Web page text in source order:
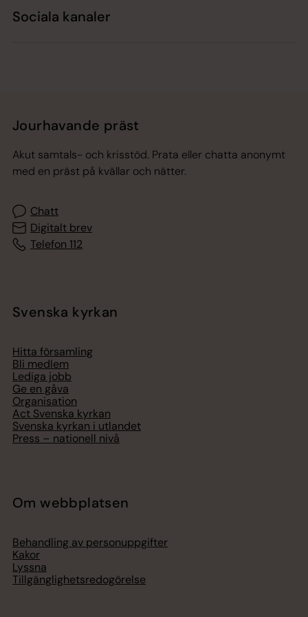
Sociala kanaler
Jourhavande präst
Akut samtals- och krisstöd. Prata eller chatta anonymt
med en präst på kvällar och nätter.
Chatt
Digitalt brev
Telefon 112
Svenska kyrkan
Hitta församling
Bli medlem
Lediga jobb
Ge en gåva
Organisation
Act Svenska kyrkan
Svenska kyrkan i utlandet
Press – nationell nivå
Om webbplatsen
Behandling av personuppgifter
Kakor
Lyssna
Tillgänglighetsredogörelse